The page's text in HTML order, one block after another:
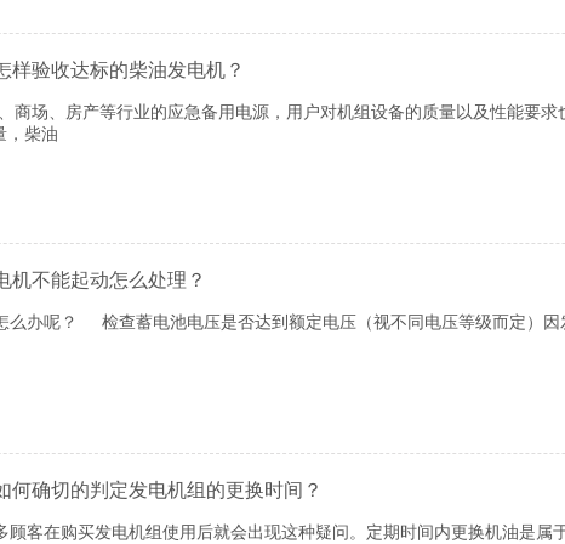
样验收达标的柴油发电机？
场、房产等行业的应急备用电源，用户对机组设备的质量以及性能要求
，柴油
机不能起动怎么处理？
办呢？ 检查蓄电池电压是否达到额定电压（视不同电压等级而定）因
何确切的判定发电机组的更换时间？
客在购买发电机组使用后就会出现这种疑问。定期时间内更换机油是属